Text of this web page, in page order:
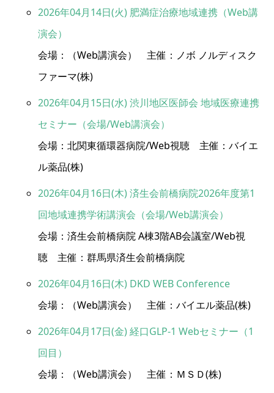
2026年04月14日(火) 肥満症治療地域連携（Web講
演会）
会場：（Web講演会） 主催：ノボ ノルディスク
ファーマ(株)
2026年04月15日(水) 渋川地区医師会 地域医療連携
セミナー（会場/Web講演会）
会場：北関東循環器病院/Web視聴 主催：バイエ
ル薬品(株)
2026年04月16日(木) 済生会前橋病院2026年度第1
回地域連携学術講演会（会場/Web講演会）
会場：済生会前橋病院 A棟3階AB会議室/Web視
聴 主催：群馬県済生会前橋病院
2026年04月16日(木) DKD WEB Conference
会場：（Web講演会） 主催：バイエル薬品(株)
2026年04月17日(金) 経口GLP-1 Webセミナー（1
回目）
会場：（Web講演会） 主催：ＭＳＤ(株)